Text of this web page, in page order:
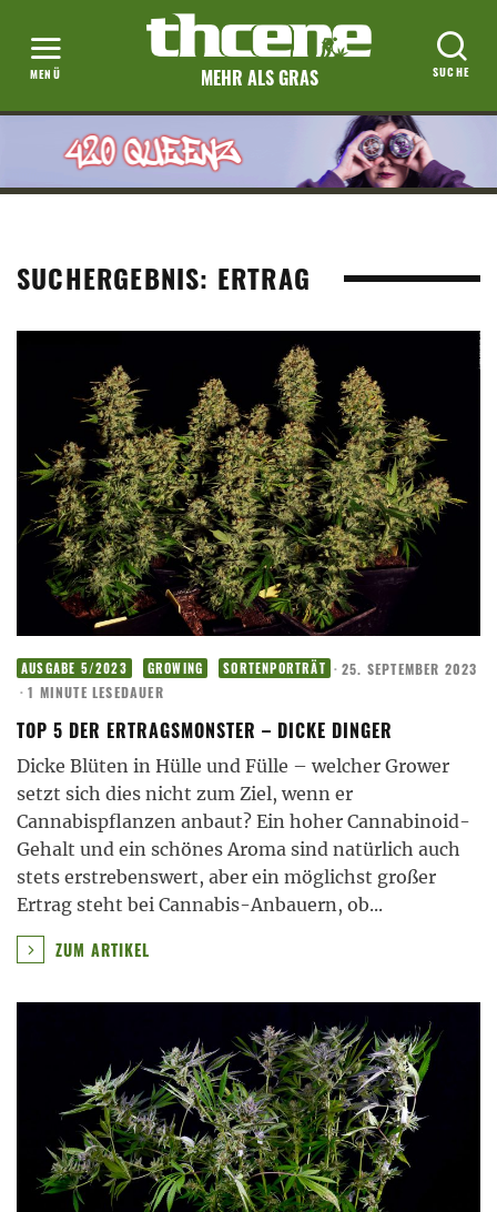
MEHR ALS GRAS
SUCHERGEBNIS: ERTRAG
AUSGABE 5/2023 GROWING SORTENPORTRÄT · 25. SEPTEMBER 2023
· 1 MINUTE LESEDAUER
TOP 5 DER ERTRAGSMONSTER – DICKE DINGER
Dicke Blüten in Hülle und Fülle – welcher Grower
setzt sich dies nicht zum Ziel, wenn er
Cannabispflanzen anbaut? Ein hoher Cannabinoid-
Gehalt und ein schönes Aroma sind natürlich auch
stets erstrebenswert, aber ein möglichst großer
Ertrag steht bei Cannabis-Anbauern, ob...
ZUM ARTIKEL